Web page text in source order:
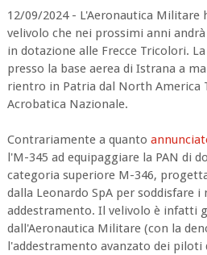
12/09/2024 - L'Aeronautica Militare
velivolo che nei prossimi anni
in dotazione alle Frecce Tricolori.
presso la base aerea di Istrana a
rientro in Patria dal North America
Acrobatica Nazionale.
Contrariamente a quanto
l'M-345 ad equipaggiare la PAN di
categoria superiore M-346,
dalla Leonardo SpA per soddisfare
addestramento. Il velivolo è infatti
dall'Aeronautica Militare (con la
l'addestramento avanzato dei piloti